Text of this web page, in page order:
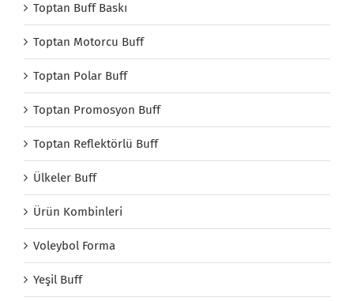
Toptan Buff Baskı
Toptan Motorcu Buff
Toptan Polar Buff
Toptan Promosyon Buff
Toptan Reflektörlü Buff
Ülkeler Buff
Ürün Kombinleri
Voleybol Forma
Yeşil Buff